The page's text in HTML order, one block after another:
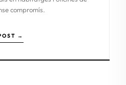
compromís.
→